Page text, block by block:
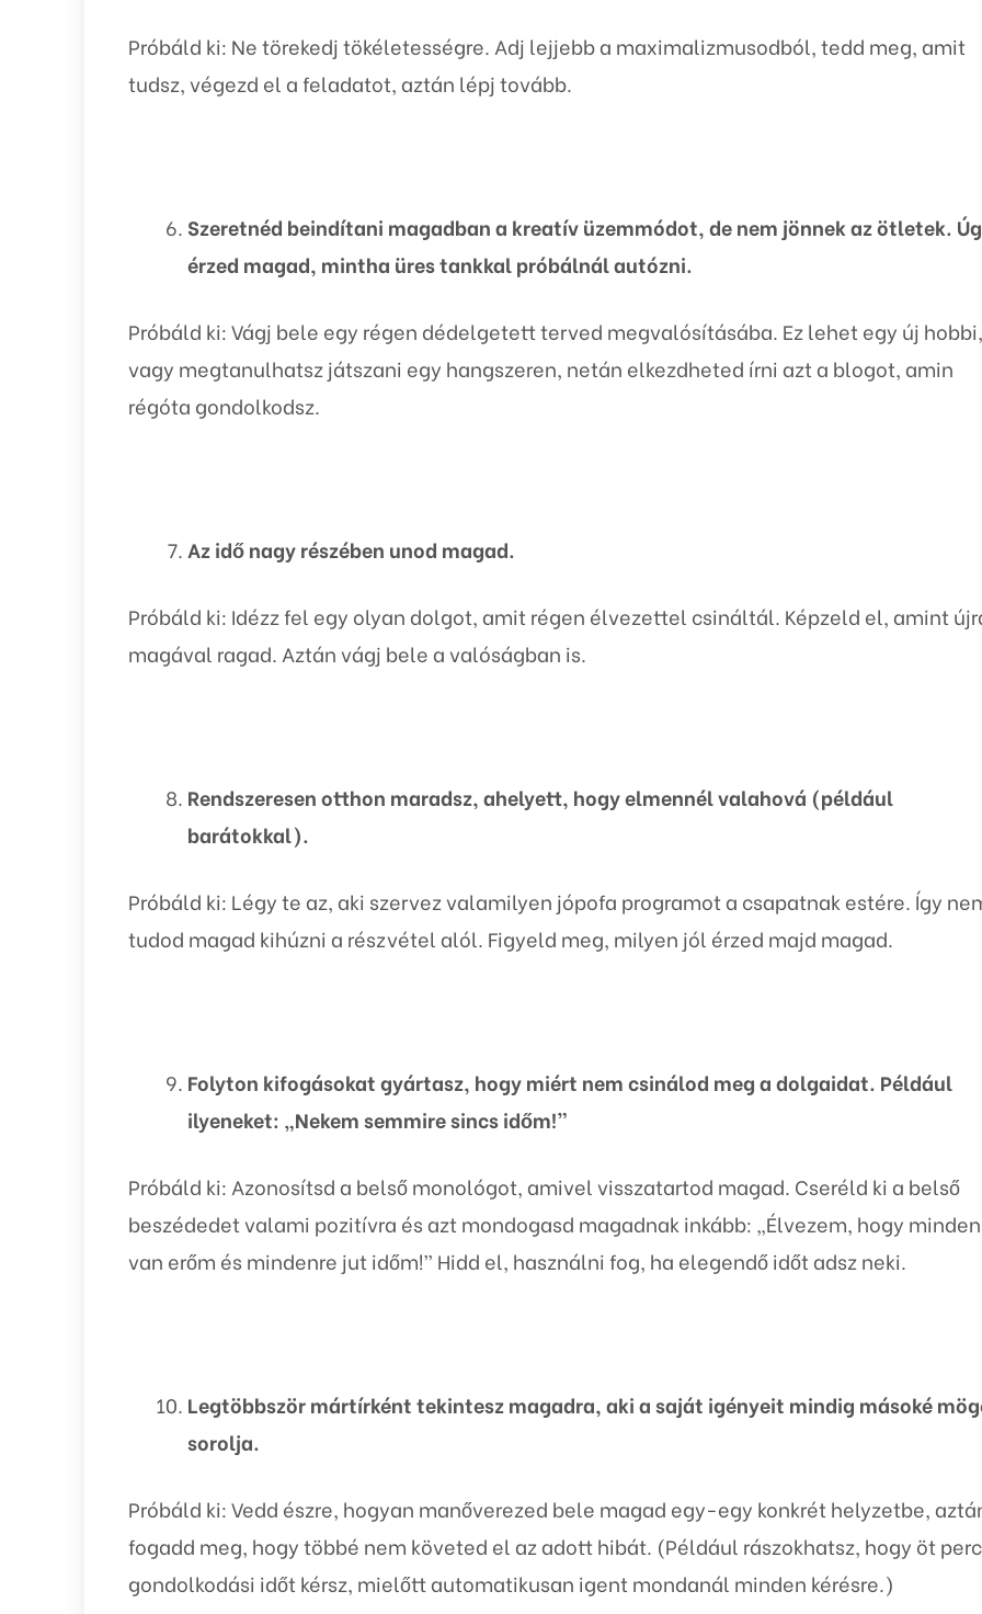
Próbáld ki: Ne törekedj tökéletességre. Adj lejjebb a maximalizmusodból, tedd meg, amit
tudsz, végezd el a feladatot, aztán lépj tovább.
Szeretnéd beindítani magadban a kreatív üzemmódot, de nem jönnek az ötletek.
érzed magad, mintha üres tankkal próbálnál autózni.
Próbáld ki: Vágj bele egy régen dédelgetett terved megvalósításába. Ez lehet egy új hobbi,
vagy megtanulhatsz játszani egy hangszeren, netán elkezdheted írni azt a blogot, amin
régóta gondolkodsz.
Az idő nagy részében unod magad.
Próbáld ki: Idézz fel egy olyan dolgot, amit régen élvezettel csináltál. Képzeld el, amint
magával ragad. Aztán vágj bele a valóságban is.
Rendszeresen otthon maradsz, ahelyett, hogy elmennél valahová (például
barátokkal).
Próbáld ki: Légy te az, aki szervez valamilyen jópofa programot a csapatnak estére. Így
tudod magad kihúzni a részvétel alól. Figyeld meg, milyen jól érzed majd magad.
Folyton kifogásokat gyártasz, hogy miért nem csinálod meg a dolgaidat. Például
ilyeneket: „Nekem semmire sincs időm!”
Próbáld ki: Azonosítsd a belső monológot, amivel visszatartod magad. Cseréld ki a belső
beszédedet valami pozitívra és azt mondogasd magadnak inkább: „Élvezem, hogy
van erőm és mindenre jut időm!” Hidd el, használni fog, ha elegendő időt adsz neki.
Legtöbbször mártírként tekintesz magadra, aki a saját igényeit mindig másoké
sorolja.
Próbáld ki: Vedd észre, hogyan manőverezed bele magad egy-egy konkrét helyzetbe,
fogadd meg, hogy többé nem követed el az adott hibát. (Például rászokhatsz, hogy öt perc
gondolkodási időt kérsz, mielőtt automatikusan igent mondanál minden kérésre.)